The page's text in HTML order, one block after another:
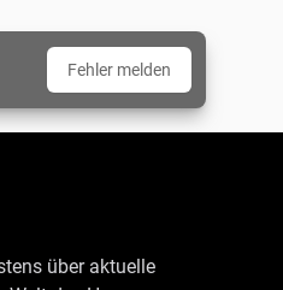
Fehler melden
über aktuelle